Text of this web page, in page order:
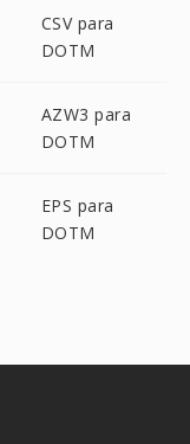
CSV para
DOTM
AZW3 para
DOTM
EPS para
DOTM